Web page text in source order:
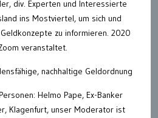
div. Experten und Interessierte
ins Mostviertel, um sich und
zu informieren. 2020
veranstaltet.
nachhaltige Geldordnung
Helmo Pape, Ex-Banker
Klagenfurt, unser Moderator ist